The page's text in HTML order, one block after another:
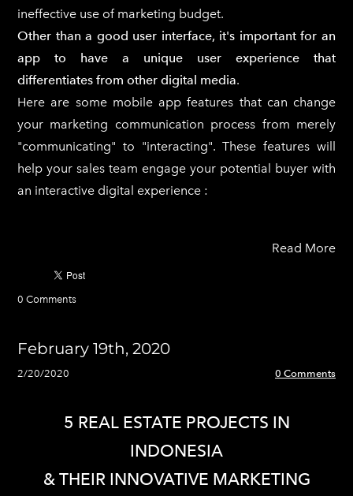
ineffective use of marketing budget.
Other than a good user interface, it's important for an
app to have a unique user experience that
differentiates from other digital media.
Here are some mobile app features that can change
your marketing communication process from merely
"communicating" to "interacting". These features will
help your sales team engage your potential buyer with
an interactive digital experience :
Read More
0 Comments
February 19th, 2020
2/20/2020 0 Comments
5 REAL ESTATE PROJECTS IN
INDONESIA
​​& THEIR INNOVATIVE MARKETING